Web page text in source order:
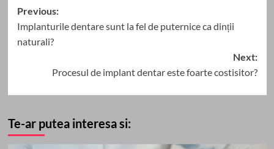
Post
navigation
Previous:
Implanturile dentare sunt la fel de puternice ca dinții
naturali?
Next:
Procesul de implant dentar este foarte costisitor?
Te-ar putea interesa si: